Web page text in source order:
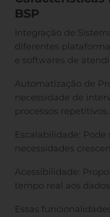
BSP
Integração de
diferentes
e softwares de
Automatização de
necessidade de
processos repetitivos.
Escalabilidade: Pode
necessidades
Acessibilidade:
tempo real aos
Essas